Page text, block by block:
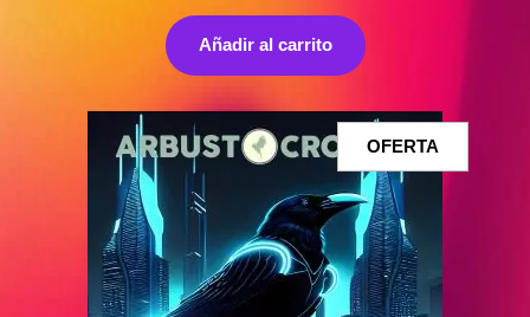
precio
original
era:
precio
actual
es:
Añadir al carrito
OFERTA